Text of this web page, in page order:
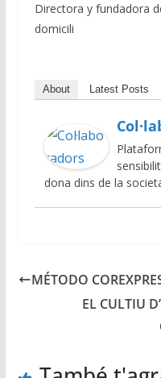
Directora y fundadora
domicili
About Latest Posts
dona dins de la
MÉTODO
EL CULTIU